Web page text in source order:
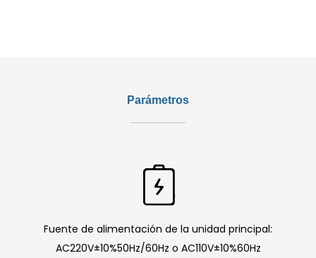
Parámetros
Fuente de alimentación de la unidad principal:
AC220V±10%50Hz/60Hz o AC110V±10%60Hz